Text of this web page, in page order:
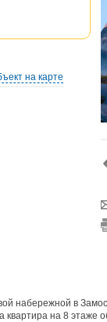
на карте
набережной в
квартира на 8